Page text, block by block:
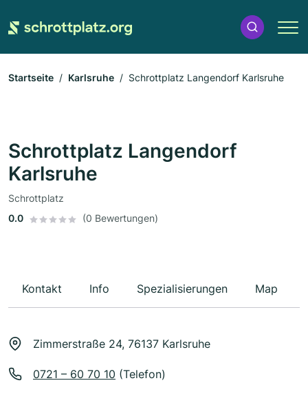
Startseite Karlsruhe Schrottplatz Langendorf Karlsruhe
Schrottplatz Langendorf
Karlsruhe
Schrottplatz
0.0
(0 Bewertungen)
Kontakt Info Spezialisierungen Map
Zimmerstraße 24, 76137 Karlsruhe
0721 – 60 70 10 (Telefon)